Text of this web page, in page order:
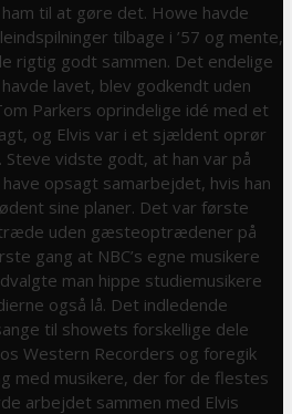
til at gøre det. Howe havde
tilbage i ’57 og mente,
rigtig godt sammen. Det endelige
lavet, blev godkendt uden
Parkers oprindelige idé med et
og Elvis var i et sjældent oprør
Steve vidste godt, at han var på
opsagt samarbejdet, hvis han
sine planer. Det var første
uden gæsteoptrædener på
gang at NBC’s egne musikere
man hippe studiemusikere
også lå. Det indledende
til showets forskellige dele
Western Recorders og foregik
med musikere, der for de flestes
arbejdet sammen med Elvis